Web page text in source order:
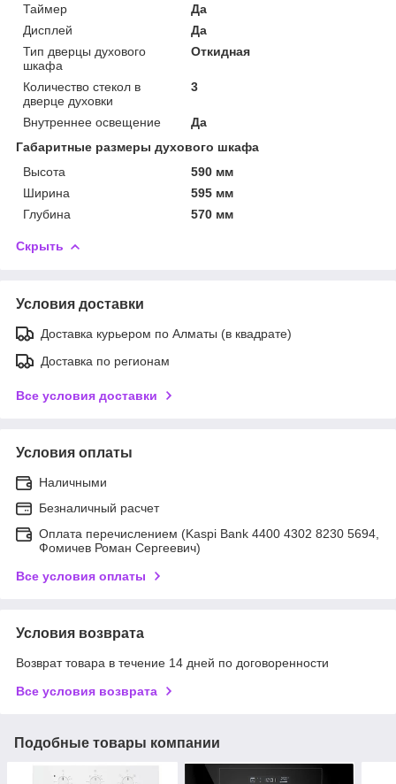
Таймер
Да
Дисплей
Да
Тип дверцы духового
шкафа
Откидная
Количество стекол в
дверце духовки
3
Внутреннее освещение
Да
Габаритные размеры духового шкафа
Высота
590 мм
Ширина
595 мм
Глубина
570 мм
Скрыть
Условия доставки
Доставка курьером по Алматы (в квадрате)
Доставка по регионам
Все условия доставки
Условия оплаты
Наличными
Безналичный расчет
Оплата перечислением (Kaspi Bank 4400 4302 8230 5694,
Фомичев Роман Сергеевич)
Все условия оплаты
Условия возврата
Возврат товара в течение 14 дней по договоренности
Все условия возврата
Подобные товары компании